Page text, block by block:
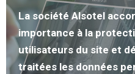
La société Alsotel
importance à la
utilisateurs du site et
traitées les données